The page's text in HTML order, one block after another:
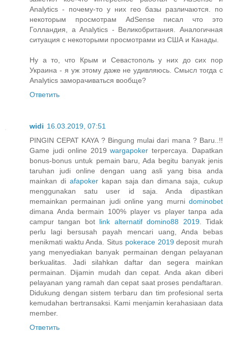
Analytics - почему-то у них гео базы различаются. по
некоторым просмотрам AdSense писал что это
Голландия, а Analytics - Великобритания. Аналогичная
ситуация с некоторыми просмотрами из США и Канады.
Ну а то, что Крым и Севастополь у них до сих пор
Украина - я уж этому даже не удивляюсь. Смысл тогда с
Analytics заморачиваться вообще?
Ответить
widi 16.03.2019, 07:51
PINGIN CEPAT KAYA ? Bingung mulai dari mana ? Baru..!!
Game judi online 2019wargapoker terpercaya. Dapatkan
bonus-bonus untuk pemain baru, Ada begitu banyak jenis
taruhan judi online dengan uang asli yang bisa anda
mainkan di afapokerkapan saja dan dimana saja, cukup
menggunakan satu user id saja. Anda dipastikan
memainkan permainan judi online yang murni dominobet
dimana Anda bermain 100% player vs player tanpa ada
campur tangan bot link alternatif domino88 2019. Tidak
perlu lagi bersusah payah mencari uang, Anda bebas
menikmati waktu Anda. Situs pokerace 2019deposit murah
yang menyediakan banyak permainan dengan pelayanan
berkualitas. Jadi silahkan daftar dan segera mainkan
permainan. Dijamin mudah dan cepat. Anda akan diberi
pelayanan yang ramah dan cepat saat proses pendaftaran.
Didukung dengan sistem terbaru dan tim profesional serta
kemudahan bertransaksi. Kami menjamin kerahasiaan data
member.
Ответить